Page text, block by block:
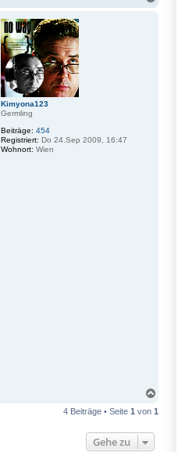
Kimyona123
Germling
Beiträge: 454
Registriert: Do 24.Sep 2009, 16:47
Wohnort: Wien
c
4 Beiträge • Seite 1 von 1
Gehe zu